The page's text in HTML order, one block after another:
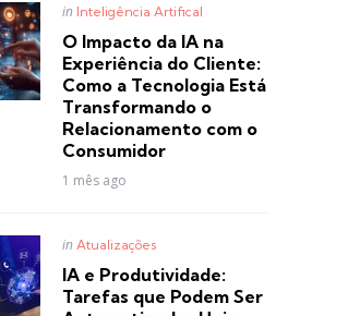
Posted
in Inteligência Artifical
O Impacto da IA na
Experiência do Cliente:
Como a Tecnologia Está
Transformando o
Relacionamento com o
Consumidor
1 mês ago
Posted
in Atualizações
IA e Produtividade:
Tarefas que Podem Ser